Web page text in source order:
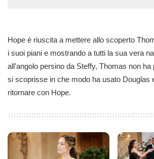
Hope è riuscita a mettere allo scoperto
i suoi piani e mostrando a tutti la sua vera
all’angolo persino da Steffy, Thomas non
si scoprisse in che modo ha usato Douglas
ritornare con Hope.